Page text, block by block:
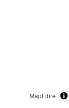
MapLibre